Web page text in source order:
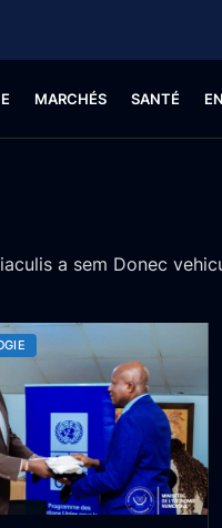
MARCHÉS SANTÉ
a sem Donec